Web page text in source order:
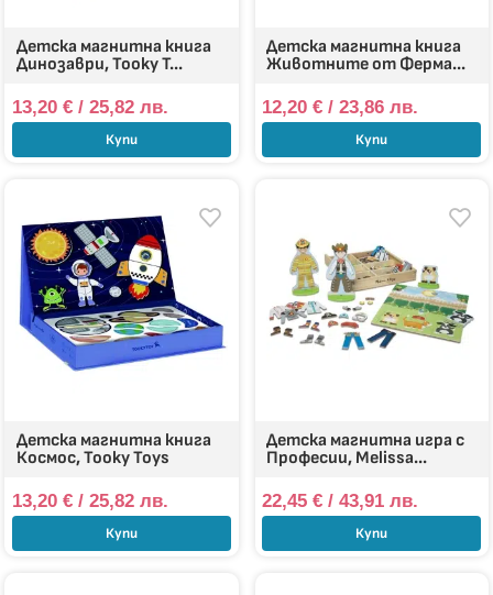
Детска магнитна книга
Динозаври, Tooky T...
13,20 €/ 25,82 лв.
Купи
Детска магнитна книга
Животните от Ферма...
12,20 €/ 23,86 лв.
Купи
Детска магнитна книга
Космос, Tooky Toys
13,20 €/ 25,82 лв.
Купи
Детска магнитна игра с
Професии, Melissa...
22,45 €/ 43,91 лв.
Купи